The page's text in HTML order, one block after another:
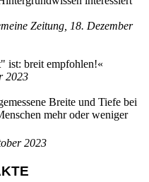
Zeitung, 18. Dezember
ist: breit empfohlen!«
2023
Breite und Tiefe bei
mehr oder weniger
2023